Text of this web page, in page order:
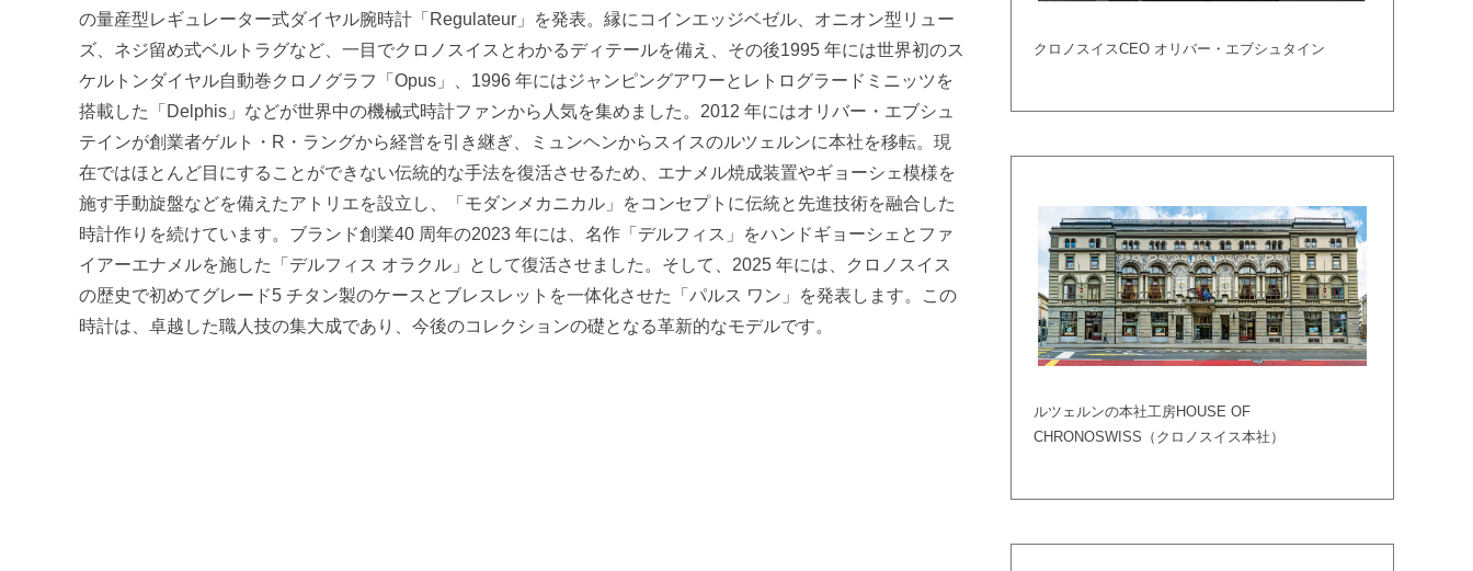
の量産型レギュレーター式ダイヤル腕時計「Regulateur」を発表。縁にコインエッジベゼル、オニオン型リュー
ズ、ネジ留め式ベルトラグなど、一目でクロノスイスとわかるディテールを備え、その後1995 年には世界初のス
ケルトンダイヤル自動巻クロノグラフ「Opus」、1996 年にはジャンピングアワーとレトログラードミニッツを
搭載した「Delphis」などが世界中の機械式時計ファンから人気を集めました。2012 年にはオリバー・エブシュ
テインが創業者ゲルト・R・ラングから経営を引き継ぎ、ミュンヘンからスイスのルツェルンに本社を移転。現
在ではほとんど目にすることができない伝統的な手法を復活させるため、エナメル焼成装置やギョーシェ模様を
施す手動旋盤などを備えたアトリエを設立し、「モダンメカニカル」をコンセプトに伝統と先進技術を融合した
時計作りを続けています。ブランド創業40 周年の2023 年には、名作「デルフィス」をハンドギョーシェとファ
イアーエナメルを施した「デルフィス オラクル」として復活させました。そして、2025 年には、クロノスイス
の歴史で初めてグレード5 チタン製のケースとブレスレットを一体化させた「パルス ワン」を発表します。この
時計は、卓越した職人技の集大成であり、今後のコレクションの礎となる革新的なモデルです。
クロノスイスCEO オリバー・エブシュタイン
ルツェルンの本社工房HOUSE OF
CHRONOSWISS（クロノスイス本社）